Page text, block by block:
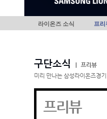
라이온즈 소식 프리
구단소식
프리뷰
미리 만나는 삼성라이온즈경
프리뷰